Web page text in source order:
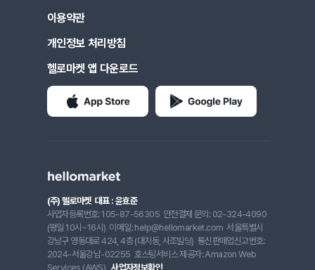
이용약관
개인정보 처리방침
헬로마켓 앱 다운로드
(주) 헬로마켓 대표 : 윤효준
사업자등록번호: 105-87-56305 안전결제 문의: 02-324-4090
(평일 10시~16시) 이메일: help@hellomarket.com 서울특별시
강남구 영동대로 424, 4층 (대치동, 사조빌딩) 통신판매업신고번호:
2024-서울강남-02255 호스팅서비스 제공자: Amazon Web
Services (AWS) 사업자정보확인